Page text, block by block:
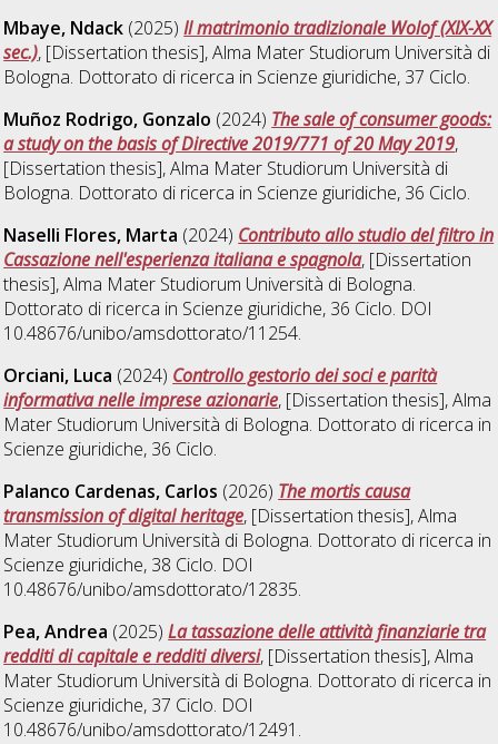
Mbaye, Ndack (2025)Il matrimonio tradizionale Wolof (XIX-XX
sec.), [Dissertation thesis], Alma Mater Studiorum Università di
Bologna. Dottorato di ricerca in Scienze giuridiche, 37 Ciclo.
Muñoz Rodrigo, Gonzalo (2024) The sale of consumer goods:
a study on the basis of Directive 2019/771 of 20 May 2019,
[Dissertation thesis], Alma Mater Studiorum Università di
Bologna. Dottorato di ricerca in Scienze giuridiche, 36 Ciclo.
Naselli Flores, Marta (2024) Contributo allo studio del filtro in
Cassazione nell'esperienza italiana e spagnola, [Dissertation
thesis], Alma Mater Studiorum Università di Bologna.
Dottorato di ricerca in Scienze giuridiche, 36 Ciclo. DOI
10.48676/unibo/amsdottorato/11254.
Orciani, Luca (2024) Controllo gestorio dei soci e parità
informativa nelle imprese azionarie, [Dissertation thesis], Alma
Mater Studiorum Università di Bologna. Dottorato di ricerca in
Scienze giuridiche, 36 Ciclo.
Palanco Cardenas, Carlos (2026) The mortis causa
transmission of digital heritage, [Dissertation thesis], Alma
Mater Studiorum Università di Bologna. Dottorato di ricerca in
Scienze giuridiche, 38 Ciclo. DOI
10.48676/unibo/amsdottorato/12835.
Pea, Andrea (2025)La tassazione delle attività finanziarie tra
redditi di capitale e redditi diversi, [Dissertation thesis], Alma
Mater Studiorum Università di Bologna. Dottorato di ricerca in
Scienze giuridiche, 37 Ciclo. DOI
10.48676/unibo/amsdottorato/12491.